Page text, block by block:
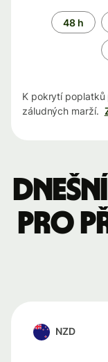
Časové
období
48 h
K pokrytí
záludných marží.
pro
NZD